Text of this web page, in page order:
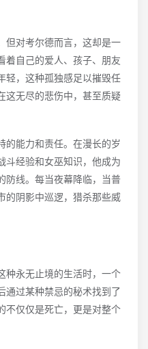
但对考尔德而言，这却是一
着自己的爱人、孩子、朋友
轻，这种孤独感足以摧毁任
这无尽的悲伤中，甚至质疑
的能力和责任。在漫长的岁
斗经验和女巫知识，他成为
防线。每当夜幕降临，当普
的阴影中巡逻，猎杀那些威
种永无止境的生活时，一个
通过某种禁忌的秘术找到了
不仅仅是死亡，更是对整个